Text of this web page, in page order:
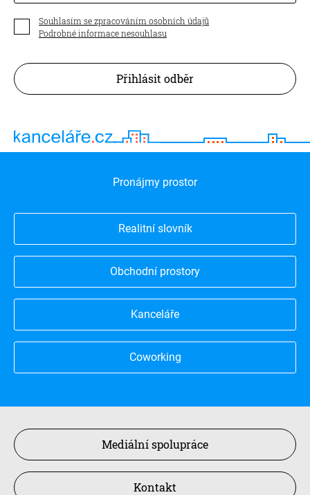
Souhlasím se zpracováním osobních údajů
Podrobné informace nesouhlasu
Přihlásit odběr
Pronájmy prostor
Realitní slovník
Obchodní prostory
Kanceláře
Coworking
Mediální spolupráce
Kontakt